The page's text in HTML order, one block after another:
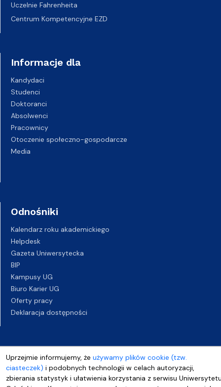
Uprzejmie informujemy, że używamy plików cookie (tzw.
ciasteczek) i podobnych technologii w celach autoryzacji,
zbierania statystyk i ułatwienia korzystania z serwisu
Uczelnie Fahrenheita
Centrum Kompetencyjne EZD
Informacje dla
Kandydaci
Studenci
Doktoranci
Absolwenci
Pracownicy
Otoczenie społeczno-gospodarcze
Media
Odnośniki
Kalendarz roku akademickiego
Helpdesk
Gazeta Uniwersytecka
BIP
Kampusy UG
Biuro Karier UG
Oferty pracy
Deklaracja dostępności